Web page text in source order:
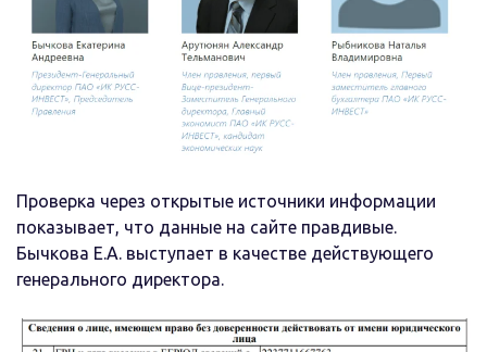
Проверка через открытые источники информации
показывает, что данные на сайте правдивые.
Бычкова Е.А. выступает в качестве действующего
генерального директора.